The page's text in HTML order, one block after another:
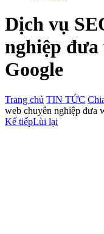
Dịch vụ
nghiệp đưa
Google
Trang chủ TIN TỨC
web chuyên nghiệp đưa
Kế tiếpLùi lại